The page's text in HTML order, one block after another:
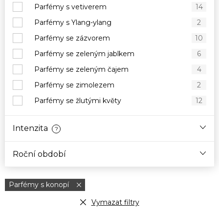
Parfémy s vetiverem
14
Parfémy s Ylang-ylang
2
Parfémy se zázvorem
10
Parfémy se zeleným jablkem
6
Parfémy se zeleným čajem
4
Parfémy se zimolezem
2
Parfémy se žlutými květy
12
Intenzita ?
Roční období
Parfémy s konopí
Vymazat filtry